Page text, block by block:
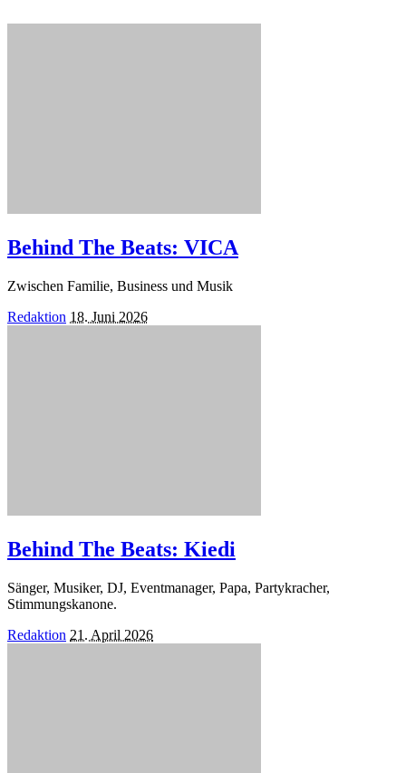
Behind The Beats: VICA
Zwischen Familie, Business und Musik
Posted
Redaktion 18. Juni 2026
Behind The Beats: Kiedi
Sänger, Musiker, DJ, Eventmanager, Papa, Partykracher,
Stimmungskanone.
Posted
Redaktion 21. April 2026